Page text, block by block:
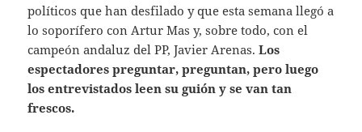
políticos que han desfilado y que esta semana llegó a
lo soporífero con Artur Mas y, sobre todo, con el
campeón andaluz del PP, Javier Arenas.Los
espectadores preguntar, preguntan, pero luego
los entrevistados leen su guión y se van tan
frescos.